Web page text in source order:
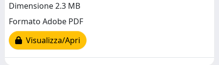
Dimensione 2.3 MB
Formato Adobe PDF
Visualizza/Apri